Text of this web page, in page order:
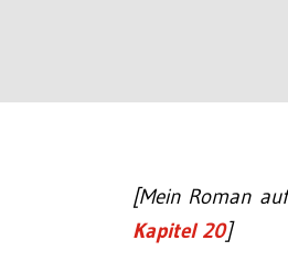
[Mein Roman
Kapitel 20]